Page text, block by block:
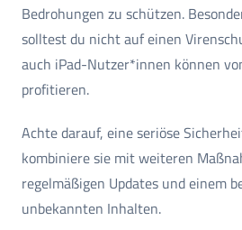
Bedrohungen zu schützen.
solltest du nicht auf einen
auch iPad-Nutzer*innen können
profitieren.
Achte darauf, eine seriöse
kombiniere sie mit weiteren
regelmäßigen Updates und einem
unbekannten Inhalten.